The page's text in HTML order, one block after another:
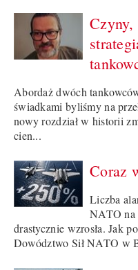
Czyny,
Abordaż dwóch
świadkami byliśmy na
nowy rozdział w historii
cien...
Coraz
Liczba
NATO na
drastycznie wzrosła. Jak
Dowództwo Sił NATO w